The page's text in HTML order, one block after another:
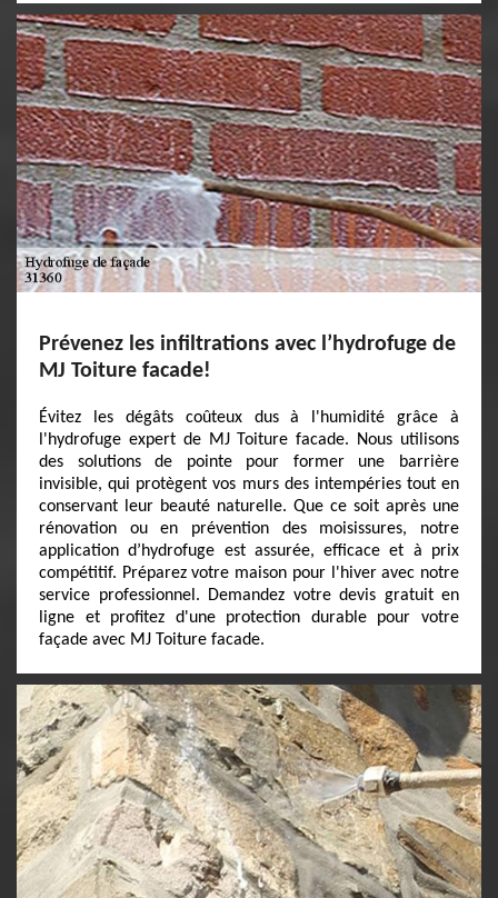
Prévenez les infiltrations avec l’hydrofuge de
MJ Toiture facade!
Évitez les dégâts coûteux dus à l'humidité grâce à
l'hydrofuge expert de MJ Toiture facade. Nous utilisons
des solutions de pointe pour former une barrière
invisible, qui protègent vos murs des intempéries tout en
conservant leur beauté naturelle. Que ce soit après une
rénovation ou en prévention des moisissures, notre
application d’hydrofuge est assurée, efficace et à prix
compétitif. Préparez votre maison pour l'hiver avec notre
service professionnel. Demandez votre devis gratuit en
ligne et profitez d'une protection durable pour votre
façade avec MJ Toiture facade.